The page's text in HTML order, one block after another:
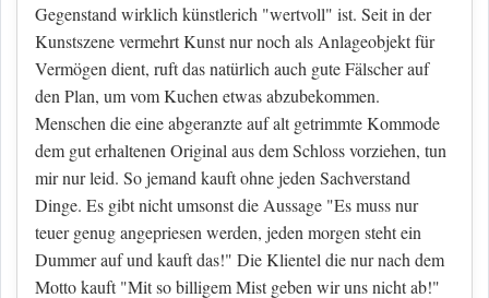
Gegenstand wirklich künstlerich "wertvoll" ist. Seit in der
Kunstszene vermehrt Kunst nur noch als Anlageobjekt für
Vermögen dient, ruft das natürlich auch gute Fälscher auf
den Plan, um vom Kuchen etwas abzubekommen.
Menschen die eine abgeranzte auf alt getrimmte Kommode
dem gut erhaltenen Original aus dem Schloss vorziehen, tun
mir nur leid. So jemand kauft ohne jeden Sachverstand
Dinge. Es gibt nicht umsonst die Aussage "Es muss nur
teuer genug angepriesen werden, jeden morgen steht ein
Dummer auf und kauft das!" Die Klientel die nur nach dem
Motto kauft "Mit so billigem Mist geben wir uns nicht ab!"